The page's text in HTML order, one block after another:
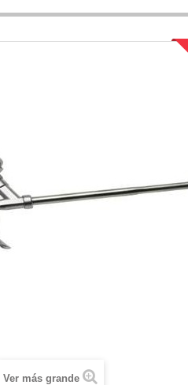
Ver más grande